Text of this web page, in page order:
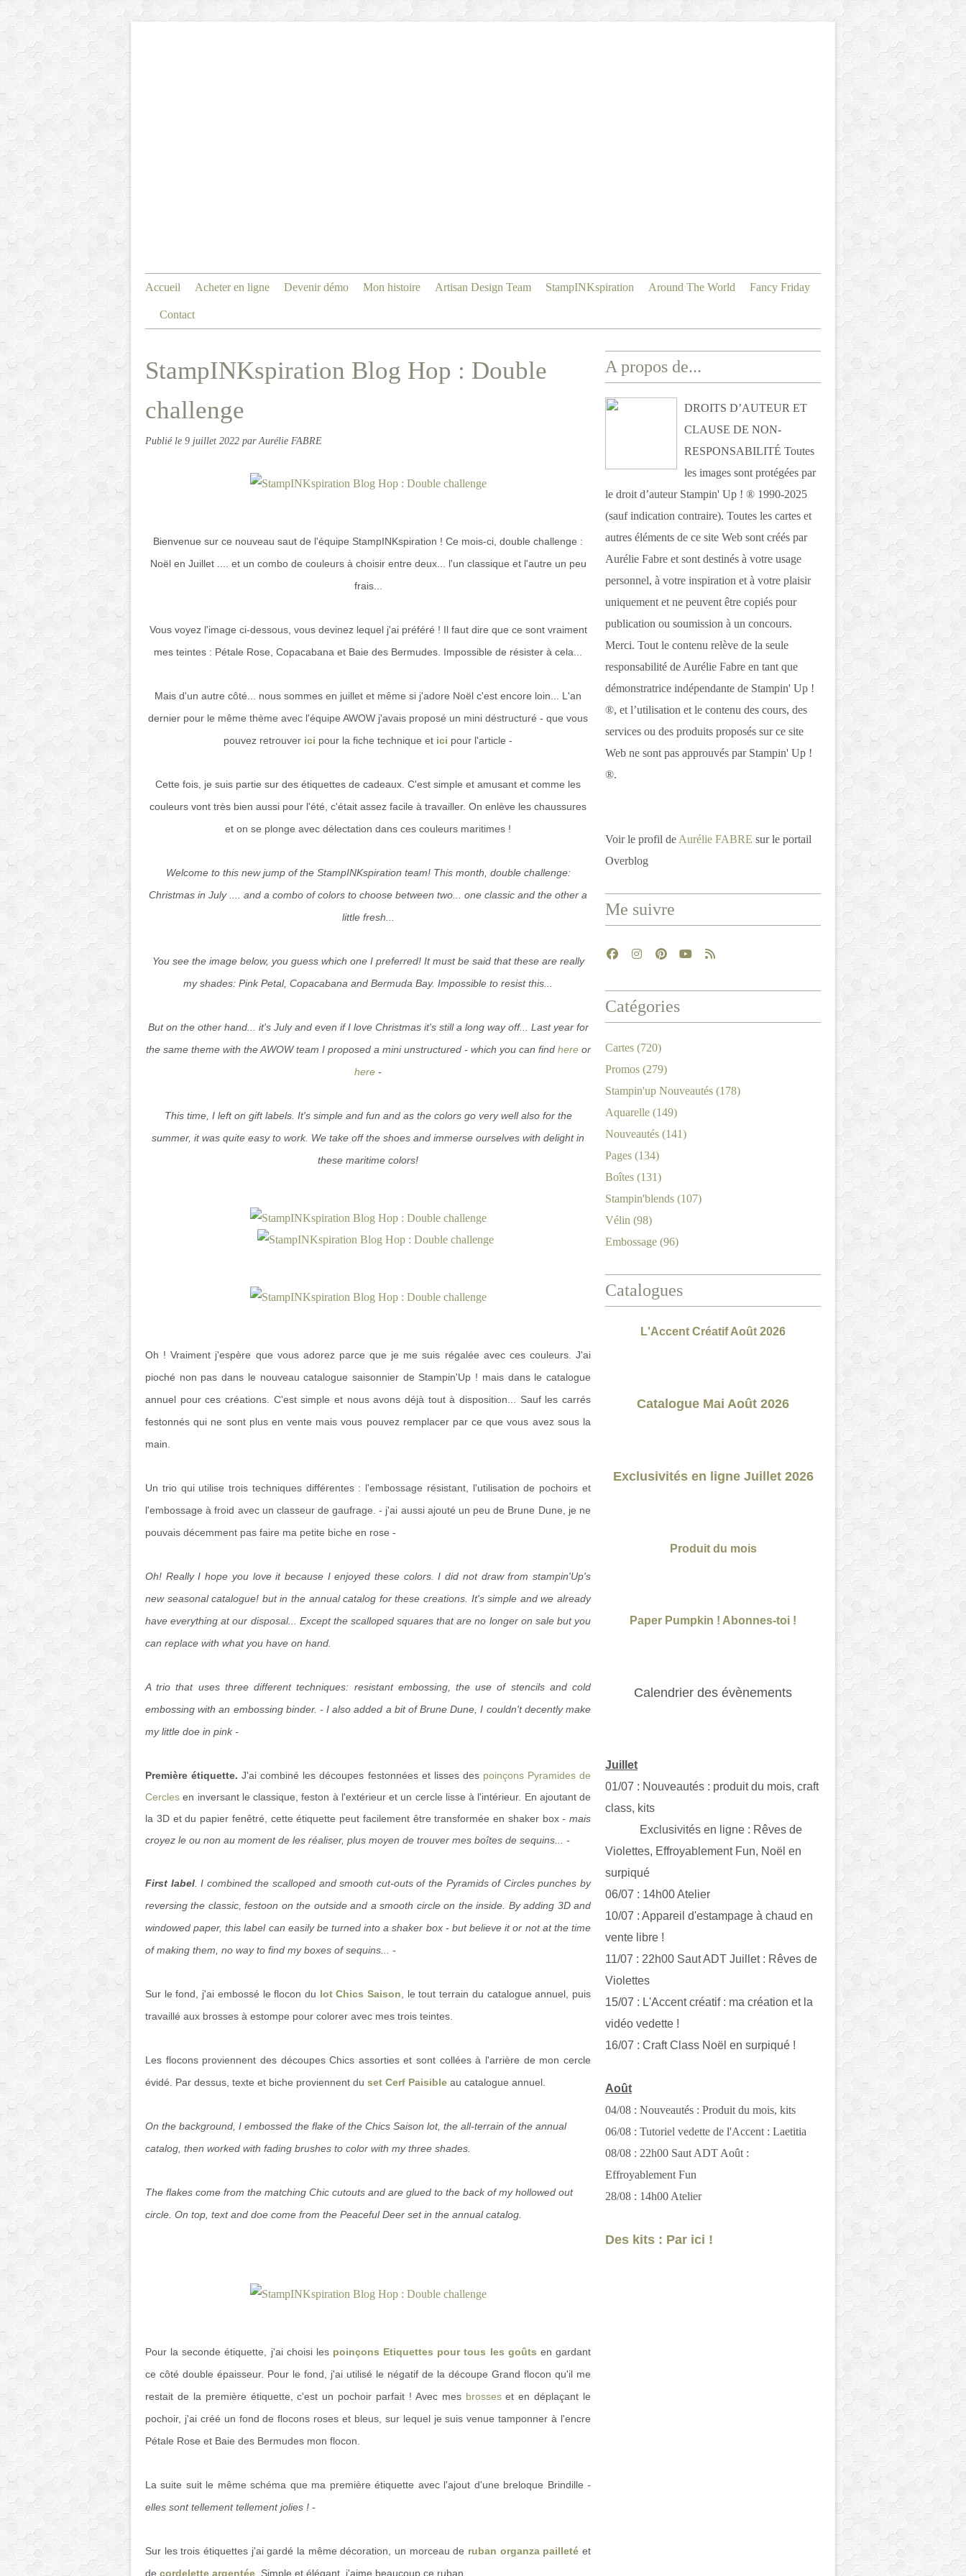
Accueil Acheter en ligne Devenir démo Mon histoire Artisan Design Team StampINKspiration Around The World Fancy Friday
Contact
StampINKspiration Blog Hop : Double
challenge
Publié le 9 juillet 2022 par Aurélie FABRE
Bienvenue sur ce nouveau saut de l'équipe StampINKspiration ! Ce mois-ci, double challenge :
Noël en Juillet .... et un combo de couleurs à choisir entre deux... l'un classique et l'autre un peu
frais...
Vous voyez l'image ci-dessous, vous devinez lequel j'ai préféré ! Il faut dire que ce sont vraiment
mes teintes : Pétale Rose, Copacabana et Baie des Bermudes. Impossible de résister à cela...
Mais d'un autre côté... nous sommes en juillet et même si j'adore Noël c'est encore loin... L'an
dernier pour le même thème avec l'équipe AWOW j'avais proposé un mini déstructuré - que vous
pouvez retrouver ici pour la fiche technique et ici pour l'article -
Cette fois, je suis partie sur des étiquettes de cadeaux. C'est simple et amusant et comme les
couleurs vont très bien aussi pour l'été, c'était assez facile à travailler. On enlève les chaussures
et on se plonge avec délectation dans ces couleurs maritimes !
Welcome to this new jump of the StampINKspiration team! This month, double challenge:
Christmas in July .... and a combo of colors to choose between two... one classic and the other a
little fresh...
You see the image below, you guess which one I preferred! It must be said that these are really
my shades: Pink Petal, Copacabana and Bermuda Bay. Impossible to resist this...
But on the other hand... it's July and even if I love Christmas it's still a long way off... Last year for
the same theme with the AWOW team I proposed a mini unstructured - which you can find hereor
here -
This time, I left on gift labels. It's simple and fun and as the colors go very well also for the
summer, it was quite easy to work. We take off the shoes and immerse ourselves with delight in
these maritime colors!
Oh ! Vraiment j'espère que vous adorez parce que je me suis régalée avec ces couleurs. J'ai
pioché non pas dans le nouveau catalogue saisonnier de Stampin'Up ! mais dans le catalogue
annuel pour ces créations. C'est simple et nous avons déjà tout à disposition... Sauf les carrés
festonnés qui ne sont plus en vente mais vous pouvez remplacer par ce que vous avez sous la
main.
Un trio qui utilise trois techniques différentes : l'embossage résistant, l'utilisation de pochoirs et
l'embossage à froid avec un classeur de gaufrage. - j'ai aussi ajouté un peu de Brune Dune, je ne
pouvais décemment pas faire ma petite biche en rose -
Oh! Really I hope you love it because I enjoyed these colors. I did not draw from stampin'Up's
new seasonal catalogue! but in the annual catalog for these creations. It's simple and we already
have everything at our disposal... Except the scalloped squares that are no longer on sale but you
can replace with what you have on hand.
A trio that uses three different techniques: resistant embossing, the use of stencils and cold
embossing with an embossing binder. - I also added a bit of Brune Dune, I couldn't decently make
my little doe in pink -
Première étiquette. J'ai combiné les découpes festonnées et lisses des poinçons Pyramides de
Cercles en inversant le classique, feston à l'extérieur et un cercle lisse à l'intérieur. En ajoutant de
la 3D et du papier fenêtré, cette étiquette peut facilement être transformée en shaker box- mais
croyez le ou non au moment de les réaliser, plus moyen de trouver mes boîtes de sequins... -
First label. I combined the scalloped and smooth cut-outs of the Pyramids of Circles punches by
reversing the classic, festoon on the outside and a smooth circle on the inside. By adding 3D and
windowed paper, this label can easily be turned into a shaker box - but believe it or not at the time
of making them, no way to find my boxes of sequins... -
Sur le fond, j'ai embossé le flocon du lot Chics Saison , le tout terrain du catalogue annuel, puis
travaillé aux brosses à estompe pour colorer avec mes trois teintes.
Les flocons proviennent des découpes Chics assorties et sont collées à l'arrière de mon cercle
évidé. Par dessus, texte et biche proviennent du set Cerf Paisible au catalogue annuel.
On the background, I embossed the flake of the Chics Saison lot, the all-terrain of the annual
catalog, then worked with fading brushes to color with my three shades.
The flakes come from the matching Chic cutouts and are glued to the back of my hollowed out
circle. On top, text and doe come from the Peaceful Deer set in the annual catalog.
Pour la seconde étiquette, j'ai choisi les poinçons Etiquettes pour tous les goûts en gardant
ce côté double épaisseur. Pour le fond, j'ai utilisé le négatif de la découpe Grand flocon qu'il me
restait de la première étiquette, c'est un pochoir parfait ! Avec mes brosseset en déplaçant le
pochoir, j'ai créé un fond de flocons roses et bleus, sur lequel je suis venue tamponner à l'encre
Pétale Rose et Baie des Bermudes mon flocon.
La suite suit le même schéma que ma première étiquette avec l'ajout d'une breloque Brindille -
elles sont tellement tellement jolies ! -
Sur les trois étiquettes j'ai gardé la même décoration, un morceau de ruban organza pailleté et
de cordelette argentée . Simple et élégant, j'aime beaucoup ce ruban.
A propos de...
DROITS D’AUTEUR ET
CLAUSE DE NON-
RESPONSABILITÉ Toutes
les images sont protégées par
le droit d’auteur Stampin' Up ! ® 1990-2025
(sauf indication contraire). Toutes les cartes et
autres éléments de ce site Web sont créés par
Aurélie Fabre et sont destinés à votre usage
personnel, à votre inspiration et à votre plaisir
uniquement et ne peuvent être copiés pour
publication ou soumission à un concours.
Merci. Tout le contenu relève de la seule
responsabilité de Aurélie Fabre en tant que
démonstratrice indépendante de Stampin' Up !
®, et l’utilisation et le contenu des cours, des
services ou des produits proposés sur ce site
Web ne sont pas approuvés par Stampin' Up !
®.
Voir le profil de Aurélie FABRE sur le portail
Overblog
Me suivre
Catégories
Cartes (720)
Promos (279)
Stampin'up Nouveautés (178)
Aquarelle (149)
Nouveautés (141)
Pages (134)
Boîtes (131)
Stampin'blends (107)
Vélin (98)
Embossage (96)
Catalogues
L'Accent Créatif Août 2026
Catalogue Mai Août 2026
Exclusivités en ligne Juillet 2026
Produit du mois
Paper Pumpkin ! Abonnes-toi !
Calendrier des évènements
Juillet
01/07 : Nouveautés : produit du mois, craft
class, kits
Exclusivités en ligne : Rêves de
Violettes, Effroyablement Fun, Noël en
surpiqué
06/07 : 14h00 Atelier
10/07 : Appareil d'estampage à chaud en
vente libre !
11/07 : 22h00 Saut ADT Juillet : Rêves de
Violettes
15/07 : L'Accent créatif : ma création et la
vidéo vedette !
16/07 : Craft Class Noël en surpiqué !
Août
04/08 : Nouveautés : Produit du mois, kits
06/08 : Tutoriel vedette de l'Accent : Laetitia
08/08 : 22h00 Saut ADT Août :
Effroyablement Fun
28/08 : 14h00 Atelier
Des kits : Par ici !